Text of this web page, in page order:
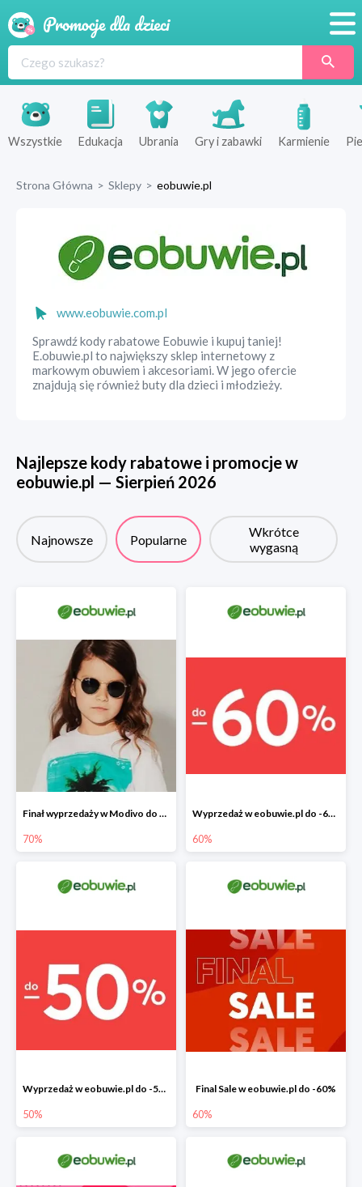
Produkty
Sklepy
Wszystkie Edukacja Ubrania Gry i zabawki Karmienie
Strona Główna > Sklepy > eobuwie.pl
www.eobuwie.com.pl
Sprawdź kody rabatowe Eobuwie i kupuj taniej!
E.obuwie.pl to największy sklep internetowy z
markowym obuwiem i akcesoriami. W jego ofercie
znajdują się również buty dla dzieci i młodzieży.
Najlepsze kody rabatowe i promocje w
eobuwie.pl — Sierpień 2026
Najnowsze Popularne
Wkrótce
wygasną
Finał wyprzedaży w Modivo do -70%
70%
Wyprzedaż w eobuwie.pl do -60%
60%
Wyprzedaż w eobuwie.pl do -50%
50%
Final Sale w eobuwie.pl do -60%
60%